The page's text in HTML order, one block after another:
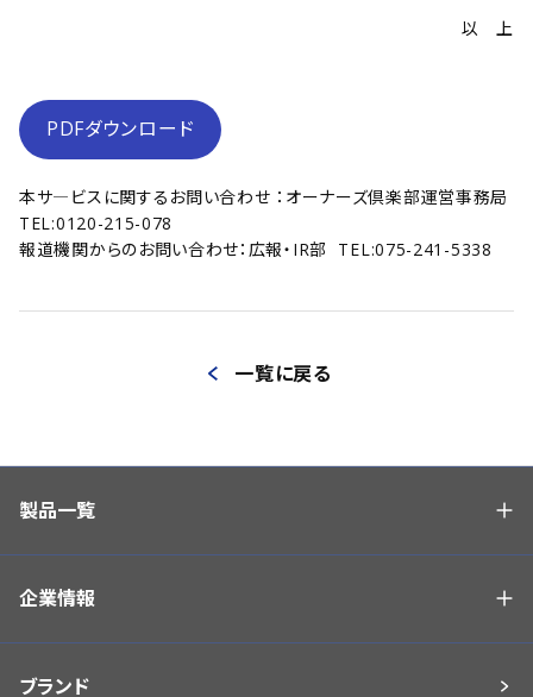
以 上
PDFダウンロード
本サ―ビスに関するお問い合わせ ：オーナーズ倶楽部運営事務局
TEL:0120-215-078
報道機関からのお問い合わせ：広報・IR部 TEL:075-241-5338
一覧に戻る
製品一覧
企業情報
ブランド